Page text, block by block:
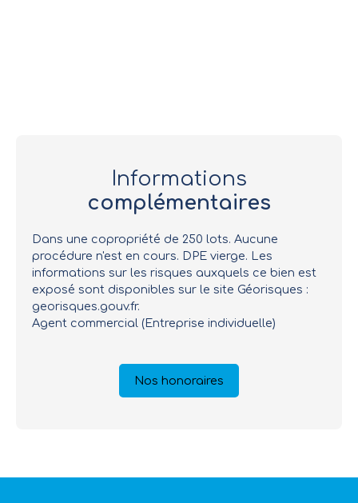
Informations
complémentaires
Dans une copropriété de 250 lots. Aucune
procédure n'est en cours. DPE vierge. Les
informations sur les risques auxquels ce bien est
exposé sont disponibles sur le site Géorisques :
georisques.gouv.fr.
Agent commercial (Entreprise individuelle)
Nos honoraires